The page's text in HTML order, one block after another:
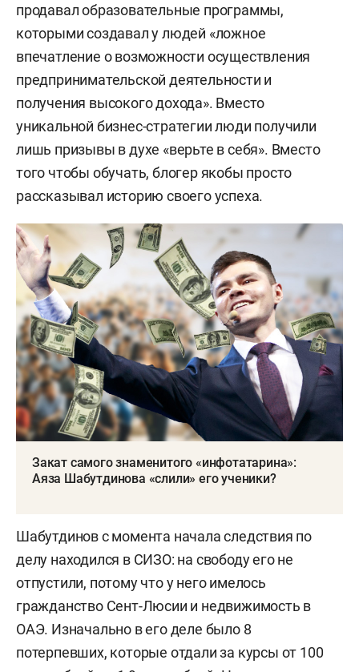
продавал образовательные программы,
которыми создавал у людей «ложное
впечатление о возможности осуществления
предпринимательской деятельности и
получения высокого дохода». Вместо
уникальной бизнес-стратегии люди получили
лишь призывы в духе «верьте в себя». Вместо
того чтобы обучать, блогер якобы просто
рассказывал историю своего успеха.
Закат самого знаменитого «инфотатарина»:
Аяза Шабутдинова «слили» его ученики?
Шабутдинов с момента начала следствия по
делу находился в СИЗО: на свободу его не
отпустили, потому что у него имелось
гражданство Сент-Люсии и недвижимость в
ОАЭ. Изначально в его деле было 8
потерпевших, которые отдали за курсы от 100